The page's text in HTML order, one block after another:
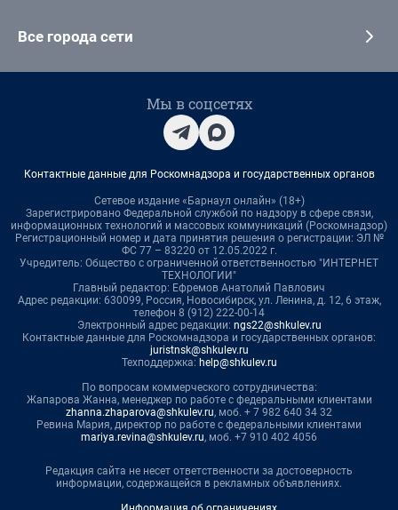
Все города сети
Мы в соцсетях
Контактные данные для Роскомнадзора и государственных органов
Сетевое издание «Барнаул онлайн» (18+)
Зарегистрировано Федеральной службой по надзору в сфере связи,
информационных технологий и массовых коммуникаций (Роскомнадзор)
Регистрационный номер и дата принятия решения о регистрации: ЭЛ №
ФС 77 – 83220 от 12.05.2022 г.
Учредитель: Общество с ограниченной ответственностью "ИНТЕРНЕТ
ТЕХНОЛОГИИ"
Главный редактор: Ефремов Анатолий Павлович
Адрес редакции: 630099, Россия, Новосибирск, ул. Ленина, д. 12, 6 этаж,
телефон 8 (912) 222-00-14
Электронный адрес редакции: ngs22@shkulev.ru
Контактные данные для Роскомнадзора и государственных органов:
juristnsk@shkulev.ru
Техподдержка: help@shkulev.ru
По вопросам коммерческого сотрудничества:
Жапарова Жанна, менеджер по работе с федеральными клиентами
zhanna.zhaparova@shkulev.ru, моб. + 7 982 640 34 32
Ревина Мария, директор по работе с федеральными клиентами
mariya.revina@shkulev.ru, моб. +7 910 402 4056
Редакция сайта не несет ответственности за достоверность
информации, содержащейся в рекламных объявлениях.